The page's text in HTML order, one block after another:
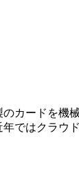
カードを機
ではクラウ